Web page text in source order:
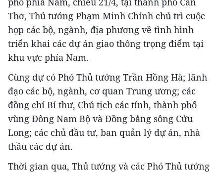
Thơ, Thủ tướng Phạm Minh Chính chủ trì cuộc
họp các bộ, ngành, địa phương về tình hình
triển khai các dự án giao thông trọng điểm tại
khu vực phía Nam.
Cùng dự có Phó Thủ tướng Trần Hồng Hà; lãnh
đạo các bộ, ngành, cơ quan Trung ương; các
đồng chí Bí thư, Chủ tịch các tỉnh, thành phố
vùng Đông Nam Bộ và Đồng bằng sông Cửu
Long; các chủ đầu tư, ban quản lý dự án, nhà
thầu các dự án.
Thời gian qua, Thủ tướng và các Phó Thủ tướng